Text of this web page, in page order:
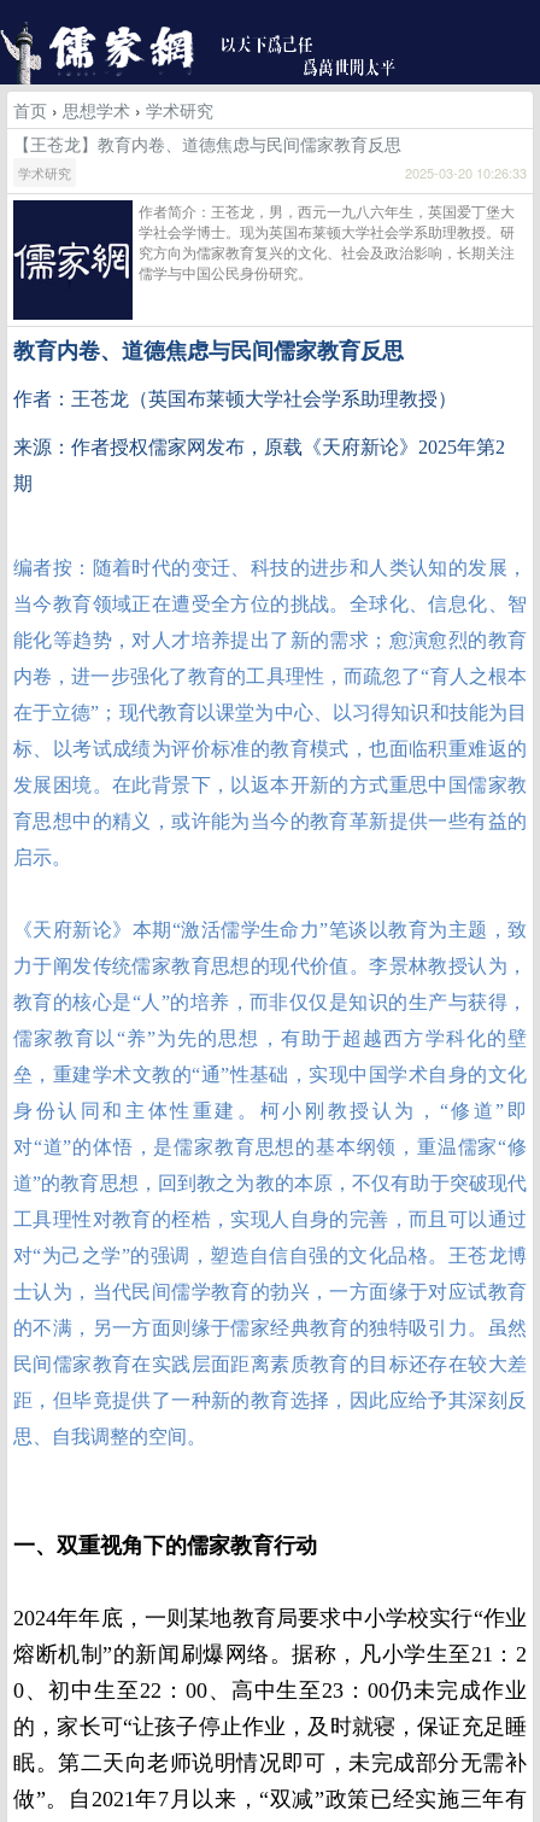
首页 › 思想学术 › 学术研究
【王苍龙】教育内卷、道德焦虑与民间儒家教育反思
学术研究 2025-03-20 10:26:33
作者简介：王苍龙，男，西元一九八六年生，英国爱丁堡大
学社会学博士。现为英国布莱顿大学社会学系助理教授。研
究方向为儒家教育复兴的文化、社会及政治影响，长期关注
儒学与中国公民身份研究。
教育内卷、道德焦虑与民间儒家教育反思
作者：王苍龙（英国布莱顿大学社会学系助理教授）
来源：作者授权儒家网发布， 原载《天府新论》2025年第2
期
编者按：随着时代的变迁、科技的进步和人类认知的发展，
当今教育领域正在遭受全方位的挑战。全球化、信息化、智
能化等趋势，对人才培养提出了新的需求；愈演愈烈的教育
内卷，进一步强化了教育的工具理性，而疏忽了“育人之根本
在于立德”；现代教育以课堂为中心、以习得知识和技能为目
标、以考试成绩为评价标准的教育模式，也面临积重难返的
发展困境。在此背景下，以返本开新的方式重思中国儒家教
育思想中的精义，或许能为当今的教育革新提供一些有益的
启示。
《天府新论》本期“激活儒学生命力”笔谈以教育为主题，致
力于阐发传统儒家教育思想的现代价值。李景林教授认为，
教育的核心是“人”的培养，而非仅仅是知识的生产与获得，
儒家教育以“养”为先的思想，有助于超越西方学科化的壁
垒，重建学术文教的“通”性基础，实现中国学术自身的文化
身份认同和主体性重建。柯小刚教授认为，“修道”即
对“道”的体悟，是儒家教育思想的基本纲领，重温儒家“修
道”的教育思想，回到教之为教的本原，不仅有助于突破现代
工具理性对教育的桎梏，实现人自身的完善，而且可以通过
对“为己之学”的强调，塑造自信自强的文化品格。王苍龙博
士认为，当代民间儒学教育的勃兴，一方面缘于对应试教育
的不满，另一方面则缘于儒家经典教育的独特吸引力。虽然
民间儒家教育在实践层面距离素质教育的目标还存在较大差
距，但毕竟提供了一种新的教育选择，因此应给予其深刻反
思、自我调整的空间。
一、双重视角下的儒家教育行动
2024年年底，一则某地教育局要求中小学校实行“作业
熔断机制”的新闻刷爆网络。据称，凡小学生至21：2
0、初中生至22：00、高中生至23：00仍未完成作业
的，家长可“让孩子停止作业，及时就寝，保证充足睡
眠。第二天向老师说明情况即可，未完成部分无需补
做”。自2021年7月以来，“双减”政策已经实施三年有